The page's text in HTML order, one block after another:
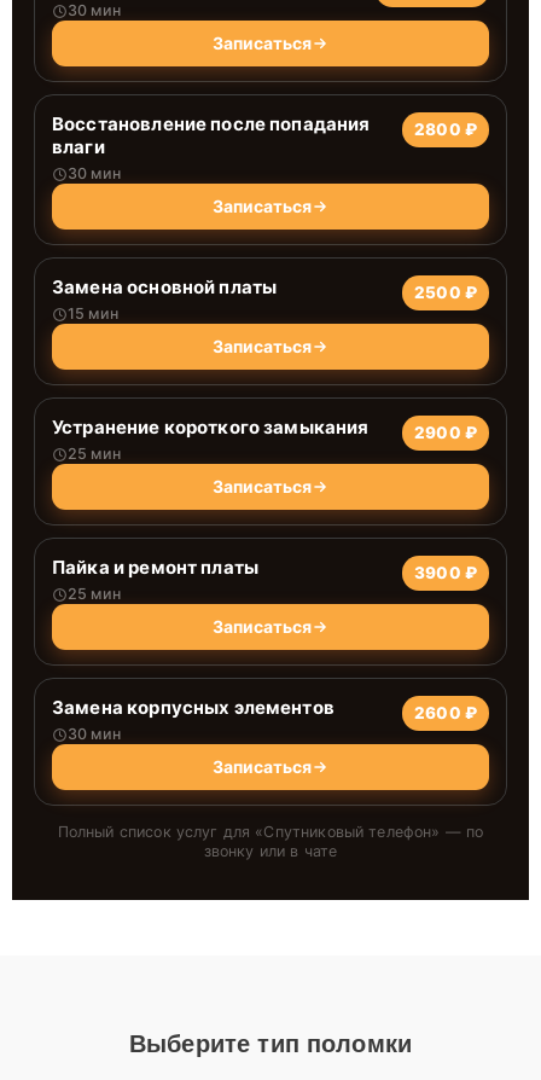
30 мин
Записаться
Восстановление после попадания
влаги
30 мин
2800 ₽
Записаться
Замена основной платы
15 мин
2500 ₽
Записаться
Устранение короткого замыкания
25 мин
2900 ₽
Записаться
Пайка и ремонт платы
25 мин
3900 ₽
Записаться
Замена корпусных элементов
30 мин
2600 ₽
Записаться
Полный список услуг для «Спутниковый телефон» — по
звонку или в чате
Выберите тип поломки